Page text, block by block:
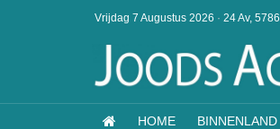
Vrijdag 7 Augustus 2026 · 24 Av, 5786
HOME BINNENLAND